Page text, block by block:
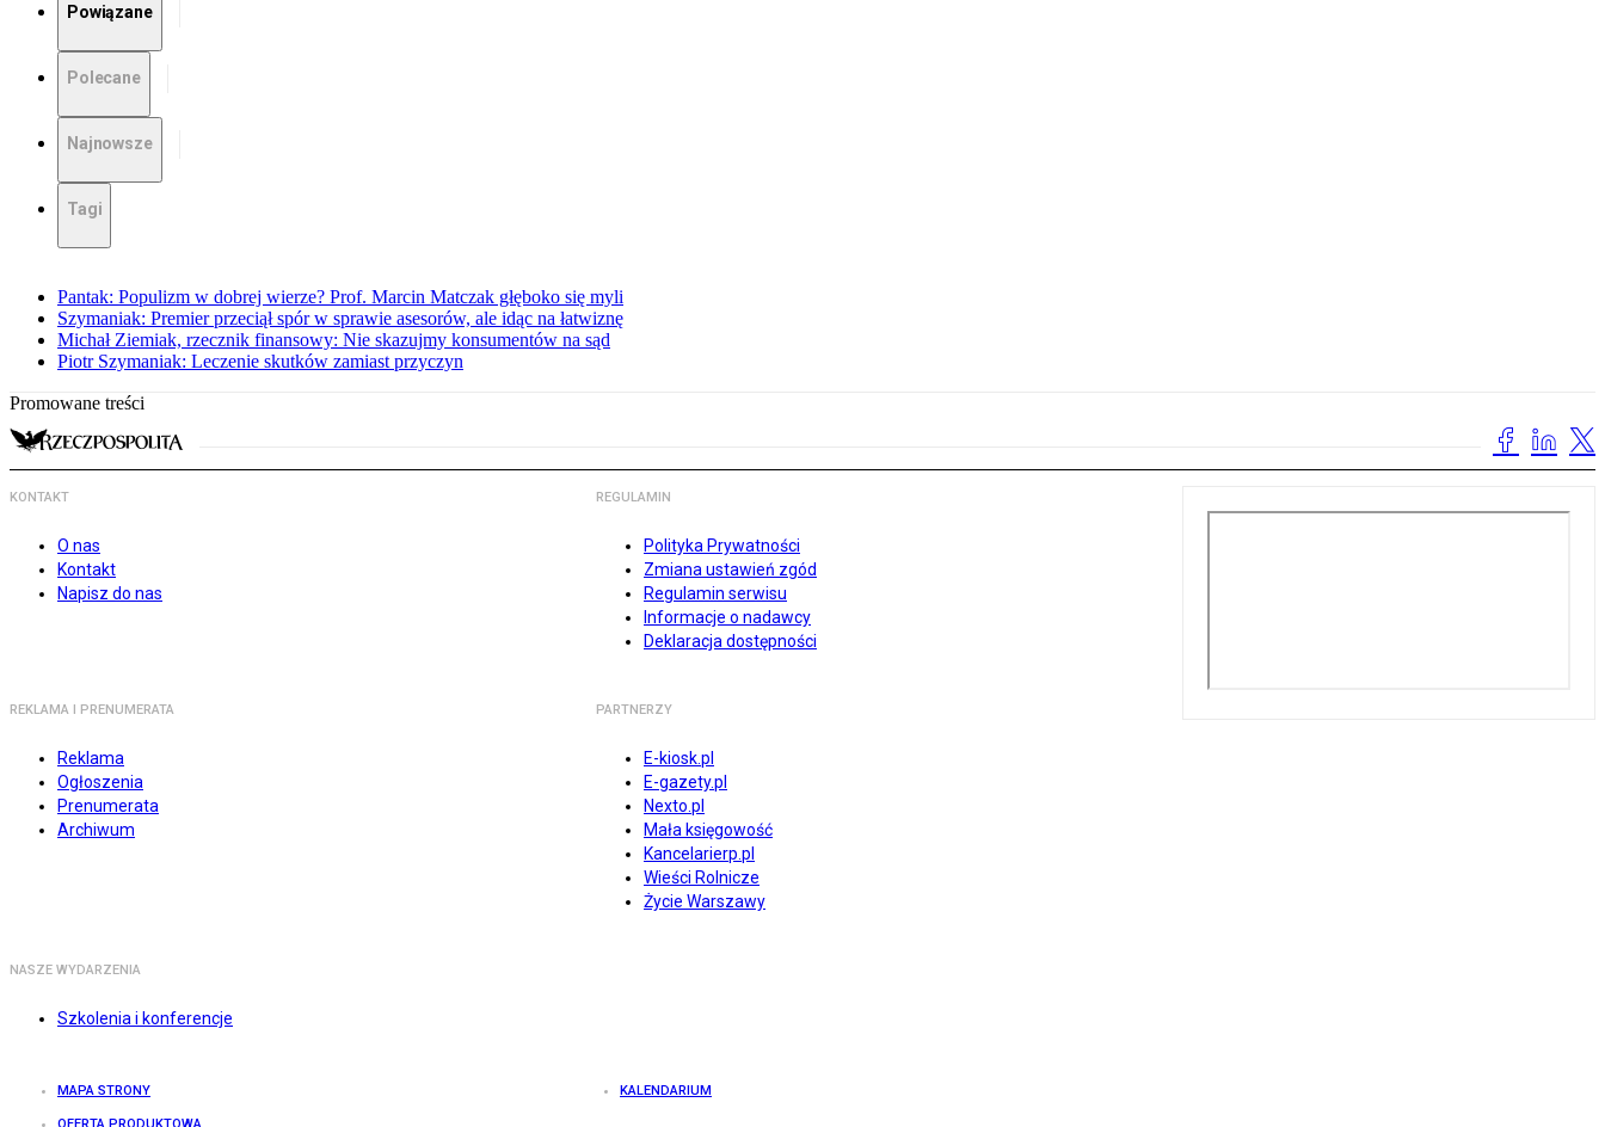
Powiązane
Polecane
Najnowsze
Tagi
Pantak: Populizm w dobrej wierze? Prof. Marcin Matczak głęboko się myli
Szymaniak: Premier przeciął spór w sprawie asesorów, ale idąc na łatwiznę
Michał Ziemiak, rzecznik finansowy: Nie skazujmy konsumentów na sąd
Piotr Szymaniak: Leczenie skutków zamiast przyczyn
Promowane treści
KONTAKT
O nas
Kontakt
Napisz do nas
REGULAMIN
Polityka Prywatności
Zmiana ustawień zgód
Regulamin serwisu
Informacje o nadawcy
Deklaracja dostępności
REKLAMA I PRENUMERATA
Reklama
Ogłoszenia
Prenumerata
Archiwum
PARTNERZY
E-kiosk.pl
E-gazety.pl
Nexto.pl
Mała księgowość
Kancelarierp.pl
Wieści Rolnicze
Życie Warszawy
NASZE WYDARZENIA
Szkolenia i konferencje
MAPA STRONY KALENDARIUM